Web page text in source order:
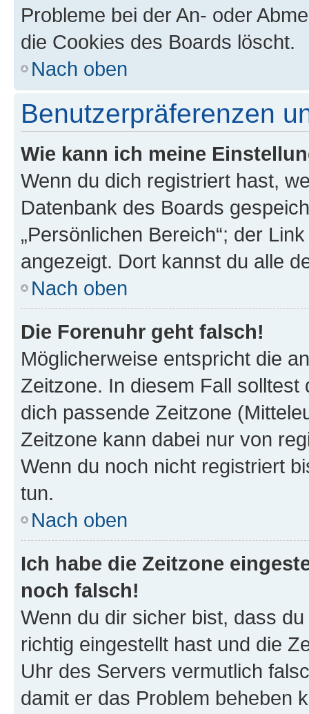
Probleme bei der An- oder
die Cookies des Boards löscht.
Nach oben
Benutzerpräferenzen
Wie kann ich meine
Wenn du dich registriert hast,
Datenbank des Boards
„Persönlichen Bereich“; der
angezeigt. Dort kannst du alle
Nach oben
Die Forenuhr geht falsch!
Möglicherweise entspricht die
Zeitzone. In diesem Fall solltest
dich passende Zeitzone
Zeitzone kann dabei nur von
Wenn du noch nicht registriert
tun.
Nach oben
Ich habe die Zeitzone
noch falsch!
Wenn du dir sicher bist, dass
richtig eingestellt hast und die
Uhr des Servers vermutlich
damit er das Problem beheben